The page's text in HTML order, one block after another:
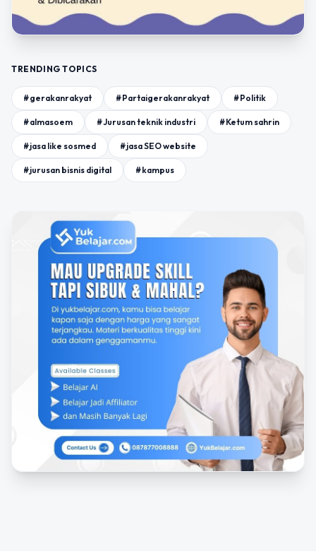
TRENDING TOPICS
#gerakanrakyat #Partaigerakanrakyat #Politik
#almasoem #Jurusan teknik industri #Ketum sahrin
#jasa like sosmed #jasa SEO website
#jurusan bisnis digital #kampus